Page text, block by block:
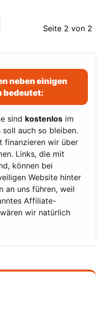
Seite 2 von 2
neben einigen
bedeutet:
sind kostenlos im
auch so bleiben.
finanzieren wir über
Links, die mit
können bei
Website hinter
an uns führen, weil
Affiliate-
wir natürlich